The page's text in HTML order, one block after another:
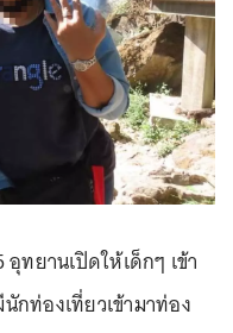
ทยานเปิดให้เด็กๆ เข้า
กท่องเที่ยวเข้ามาท่อง